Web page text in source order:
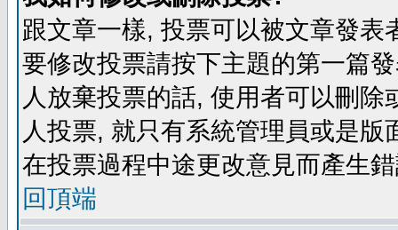
跟文章一樣, 投票可以被文章發
要修改投票請按下主題的第一篇
人放棄投票的話, 使用者可以刪
人投票, 就只有系統管理員或是
在投票過程中途更改意見而產生
回頂端